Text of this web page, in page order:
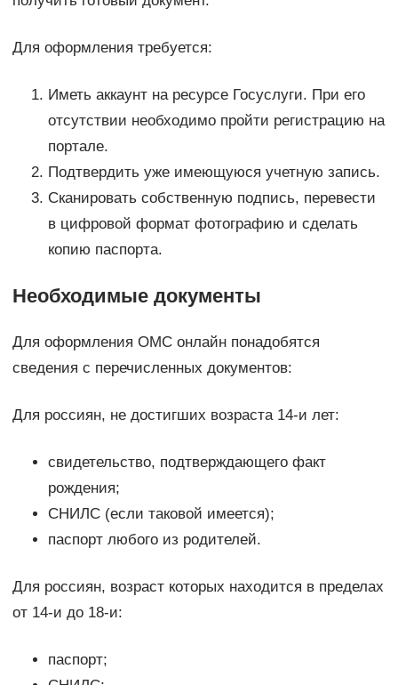
Для оформления требуется:
Иметь аккаунт на ресурсе Госуслуги. При его
отсутствии необходимо пройти регистрацию на
портале.
Подтвердить уже имеющуюся учетную запись.
Сканировать собственную подпись, перевести
в цифровой формат фотографию и сделать
копию паспорта.
Необходимые документы
Для оформления ОМС онлайн понадобятся
сведения с перечисленных документов:
Для россиян, не достигших возраста 14-и лет:
свидетельство, подтверждающего факт
рождения;
СНИЛС (если таковой имеется);
паспорт любого из родителей.
Для россиян, возраст которых находится в пределах
от 14-и до 18-и:
паспорт;